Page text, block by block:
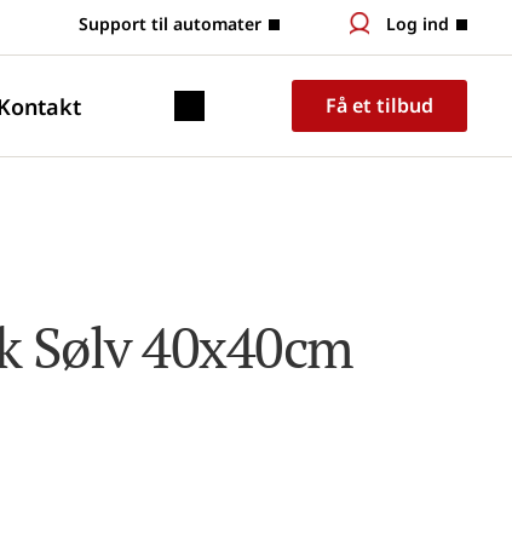
Support til automater Log ind
Få et tilbud
Sølv 40x40cm